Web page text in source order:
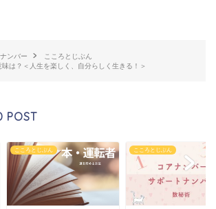
ンバー
こころとじぶん
は？＜人生を楽しく、自分らしく生きる！＞
POST
こころとじぶん こころとじぶん